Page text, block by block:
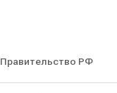
Правительство РФ